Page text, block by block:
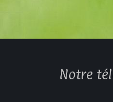
Notre